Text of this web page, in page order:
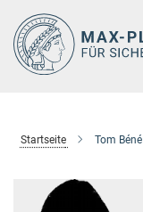
Hauptinhalt
Startseite Tom Béné